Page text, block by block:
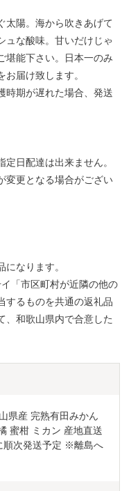
太陽。海から吹きあげて
ュな酸味。甘いだけじゃ
堪能下さい。日本一のみ
届け致します。
時期が遅れた場合、発送
日配達は出来ません。
変更となる場合がござい
なります。
「市区町村が近隣の他の
するものを共通の返礼品
、和歌山県内で合意した
県産 完熟有田みかん
蜜柑 ミカン 産地直送
順次発送予定 ※離島へ